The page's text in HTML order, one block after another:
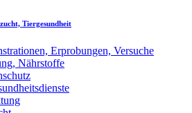
Tiergesundheit
Erprobungen, Versuche
Nährstoffe